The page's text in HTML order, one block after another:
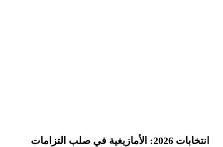
انتخابات 2026: الأمازيغية في صلب التزامات